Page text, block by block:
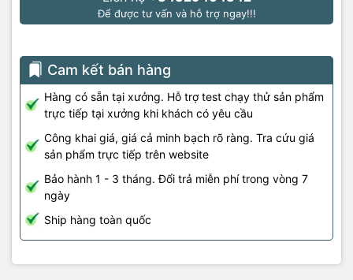
Để được tư vấn và hỗ trợ ngay!!!
Cam kết bán hàng
Hàng có sẵn tại xưởng. Hỗ trợ test chạy thử sản phẩm
trực tiếp tại xưởng khi khách có yêu cầu
Công khai giá, giá cả minh bạch rõ ràng. Tra cứu giá
sản phẩm trực tiếp trên website
Bảo hành 1 - 3 tháng. Đổi trả miễn phí trong vòng 7
ngày
Ship hàng toàn quốc